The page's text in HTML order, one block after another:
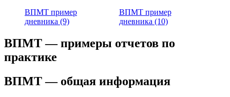
ВПМТ пример
дневника (9)
ВПМТ пример
дневника (10)
ВПМТ — примеры отчетов по
практике
ВПМТ — общая информация